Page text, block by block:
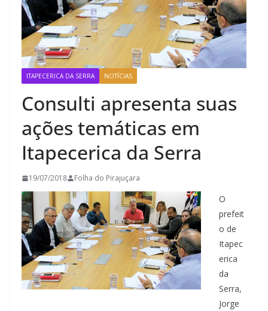
ITAPECERICA DA SERRA NOTÍCIAS
Consulti apresenta suas
ações temáticas em
Itapecerica da Serra
19/07/2018 Folha do Pirajuçara
O
prefeit
o de
Itapec
erica
da
Serra,
Jorge